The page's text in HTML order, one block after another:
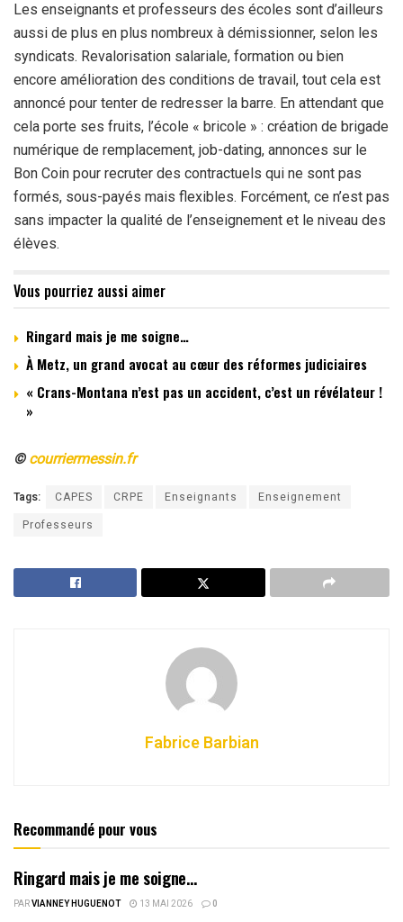
Les enseignants et professeurs des écoles sont d’ailleurs
aussi de plus en plus nombreux à démissionner, selon les
syndicats. Revalorisation salariale, formation ou bien
encore amélioration des conditions de travail, tout cela est
annoncé pour tenter de redresser la barre. En attendant que
cela porte ses fruits, l’école « bricole » : création de brigade
numérique de remplacement, job-dating, annonces sur le
Bon Coin pour recruter des contractuels qui ne sont pas
formés, sous-payés mais flexibles. Forcément, ce n’est pas
sans impacter la qualité de l’enseignement et le niveau des
élèves.
Vous pourriez aussi aimer
Ringard mais je me soigne…
À Metz, un grand avocat au cœur des réformes judiciaires
« Crans-Montana n’est pas un accident, c’est un révélateur !
»
© courriermessin.fr
Tags: CAPES CRPE Enseignants
Enseignement
Professeurs
Fabrice Barbian
Recommandé pour vous
Ringard mais je me soigne…
PARVIANNEY HUGUENOT 13 MAI 2026 0